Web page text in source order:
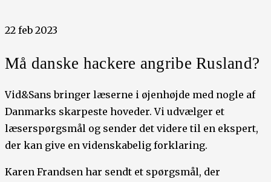
22 feb 2023
Må danske hackere angribe Rusland?
Vid&Sans bringer læserne i øjenhøjde med nogle af
Danmarks skarpeste hoveder. Vi udvælger et
læserspørgsmål og sender det videre til en ekspert,
der kan give en videnskabelig forklaring.
Karen Frandsen har sendt et spørgsmål, der